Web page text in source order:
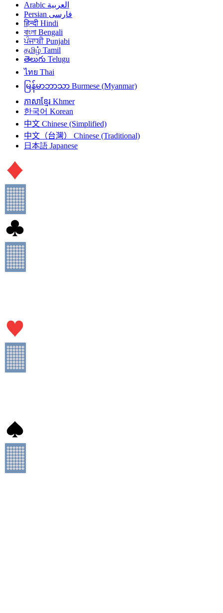
العربية Arabic
فارسی Persian
हिन्दी Hindi
বাংলা Bengali
ਪੰਜਾਬੀ Punjabi
தமிழ் Tamil
తెలుగు Telugu
ไทย Thai
မြန်မာဘာသာ Burmese (Myanmar)
ភាសាខ្មែរ Khmer
한국어 Korean
中文 Chinese (Simplified)
中文（台灣）
Chinese (Traditional)
日本語 Japanese